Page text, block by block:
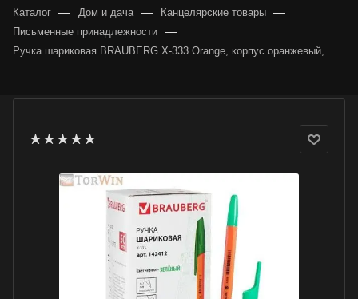
Каталог — Дом и дача — Канцелярские товары —
Письменные принадлежности —
Ручка шариковая BRAUBERG X-333 Orange, корпус оранжевый,